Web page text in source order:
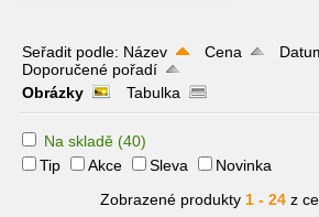
Seřadit podle: Název Cena
Doporučené pořadí
Obrázky
Tabulka
Na skladě (40)
Tip
Akce Sleva
Novinka
Zobrazené produkty 1 - 24 z